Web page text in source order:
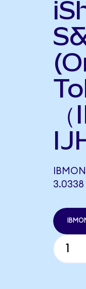
3.0338